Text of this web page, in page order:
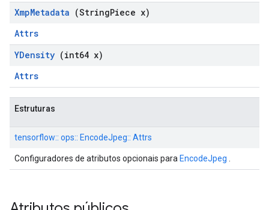
XmpMetadata (StringPiece x)
Attrs
YDensity (int64 x)
Attrs
Estruturas
tensorflow:: ops:: EncodeJpeg:: Attrs
Configuradores de atributos opcionais para EncodeJpeg